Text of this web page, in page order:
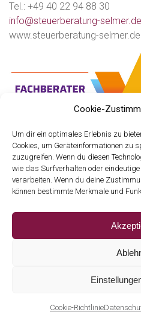
Cookie-
Um dir ein optimales Erlebnis zu
Cookies, um Geräteinformationen zu
zuzugreifen. Wenn du diesen
wie das Surfverhalten oder
verarbeiten. Wenn du deine
können bestimmte Merkmale und
Cookie-Richtlinie
Tel.: +49 40 22 94 88 30
info@steuerberatung-selmer.de
www.steuerberatung-selmer.de
ANFAHRT
AGB
SOFORTANFRAGE